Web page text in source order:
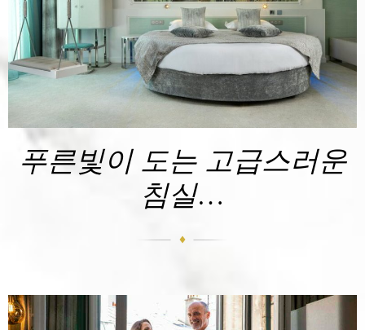
푸른빛이 도는 고급스러운
침실…